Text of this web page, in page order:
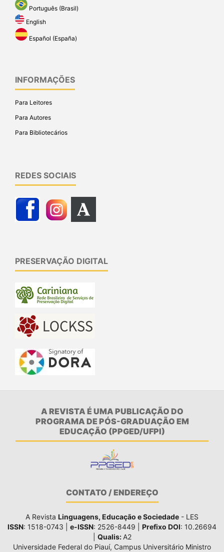
Português (Brasil)
English
Español (España)
INFORMAÇÕES
Para Leitores
Para Autores
Para Bibliotecários
REDES SOCIAIS
PRESERVAÇÃO DIGITAL
A REVISTA É UMA PUBLICAÇÃO DO
PROGRAMA DE PÓS-GRADUAÇÃO EM
EDUCAÇÃO (PPGED/UFPI)
CONTATO / ENDEREÇO
A Revista Linguagens, Educação e Sociedade - LES
ISSN: 1518-0743 | e-ISSN: 2526-8449 | Prefixo DOI: 10.26694
Qualis: A2
Universidade Federal do Piauí, Campus Universitário Ministro